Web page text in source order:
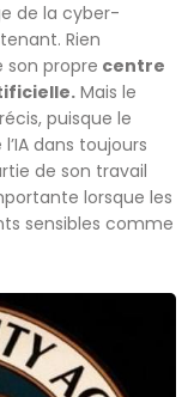
de la cyber-
Rien
son propre centre
Mais le
puisque le
dans toujours
de son travail
lorsque les
sensibles comme